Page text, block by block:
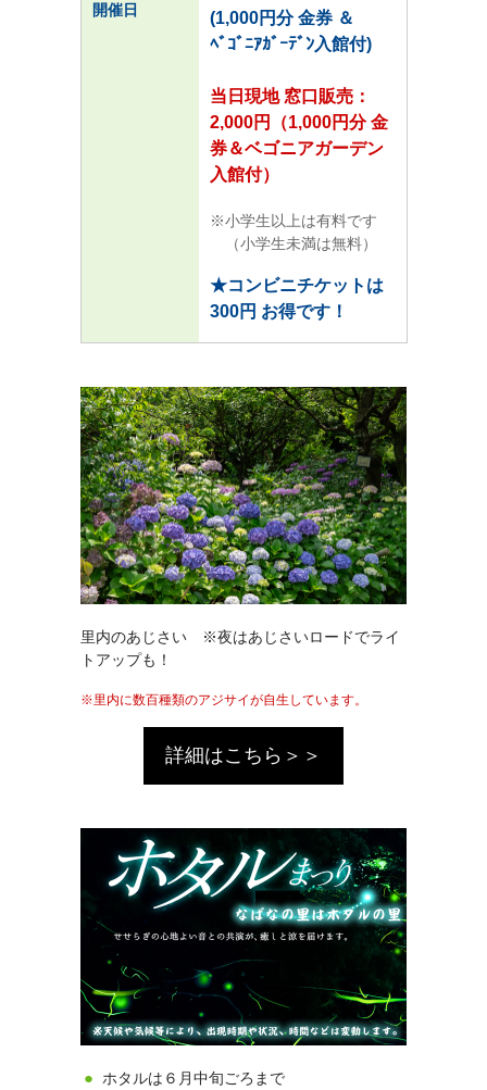
開催日
(1,000円分 金券 ＆
ﾍﾞｺﾞﾆｱｶﾞｰﾃﾞﾝ入館付)
当日現地 窓口販売：
2,000円（1,000円分 金
券＆ベゴニアガーデン
入館付）
小学生以上は有料です
（小学生未満は無料）
★コンビニチケットは
300円 お得です！
里内のあじさい ※夜はあじさいロードでライ
トアップも！
里内に数百種類のアジサイが自生しています。
詳細はこちら＞＞
ホタルは６月中旬ごろまで